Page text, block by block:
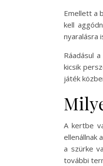
Emellett a
kell
nyaralásra
Ráadásul
kicsik
játék
A kertbe
ellenállnak
a szürke
további